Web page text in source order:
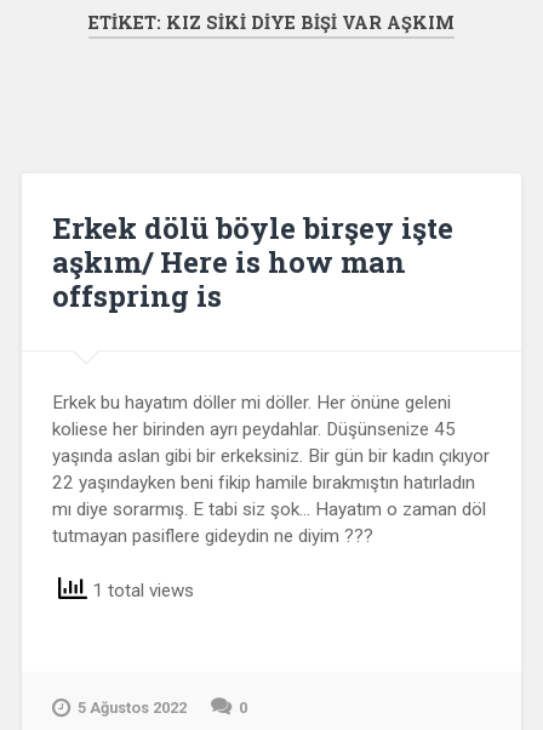
ETIKET: KIZ SIKI DIYE BIŞI VAR AŞKIM
Erkek dölü böyle birşey işte
aşkım/ Here is how man
offspring is
Erkek bu hayatım döller mi döller. Her önüne geleni
koliese her birinden ayrı peydahlar. Düşünsenize 45
yaşında aslan gibi bir erkeksiniz. Bir gün bir kadın çıkıyor
22 yaşındayken beni fikip hamile bırakmıştın hatırladın
mı diye sorarmış. E tabi siz şok… Hayatım o zaman döl
tutmayan pasiflere gideydin ne diyim ???
1 total views
5 Ağustos 2022 0